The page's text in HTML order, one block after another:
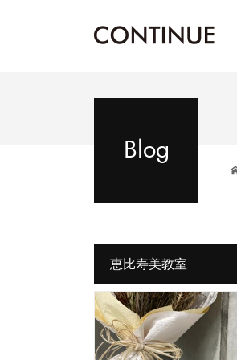
Blog
恵比寿美教室